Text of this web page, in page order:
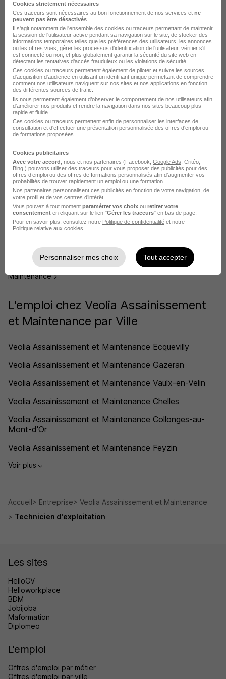
d'exploitation
Veolia Assainissement et Maintenance Agent
d'exploitation
Postuler chez Veolia Assainissement
et Maintenance par Métier
Technicien assainissement Veolia Assainissement et
Maintenance
Chauffeur Veolia Assainissement et Maintenance
Maintenance
Mécanicien poids lourds Veolia Assainissement et
Maintenance
Chef de chantier Veolia Assainissement et Maintenance
Formateur technique Veolia Assainissement et
Maintenance
Voir plus
Voir toutes les offres par métier chez Veolia Assainissement et
Maintenance
L'emploi chez Veolia Assainissement
et Maintenance par Ville
Veolia Assainissement et Maintenance Ecquevilly
Veolia Assainissement et Maintenance Gazeran
Veolia Assainissement et Maintenance Vaulx-en-Velin
Veolia Assainissement et Maintenance Chelles
Veolia Assainissement et Maintenance Collonges-au-
Mont-d'Or
Veolia Assainissement et Maintenance Feyzin
Voir plus
Accueil Entreprise
Veolia Assainissement et Maintenance
Technicien d'exploitation
Les sites
HelloCV
Helloworkplace
BDM
Jobijoba
Maformation
Diplomeo
L'emploi
Offres d'emploi par métier
Offres d'emploi par ville
Cookies strictement nécessaires
Ces traceurs sont nécessaires au bon fonctionnement de nos services et ne
peuvent pas être désactivés
Il s'agit notamment de l'ensemble des cookies ou traceurs permettant de maintenir
la session de l'utilisateur active pendant sa navigation sur le site, de stocker des
informations temporaires telles que les préférences des utilisateurs, les annonces
ou les offres vues, gérer les processus d'identification de l'utilisateur, vérifier s'il
est connecté ou non, et plus globalement garantir la sécurité du site web en
détectant les tentatives d'accès frauduleux ou les violations de sécurité.
Ces cookies ou traceurs permettent également de piloter et suivre les sources
d'acquisition d'audience en utilisant un identifiant unique permettant de comprendre
comment nos utilisateurs naviguent sur nos sites et nos applications en fonction
des différentes sources de trafic.
Ils nous permettent également d’observer le comportement de nos utilisateurs afin
d'améliorer nos produits et rendre la navigation dans nos sites beaucoup plus
rapide et fluide.
Ces cookies ou traceurs permettent enfin de personnaliser les interfaces de
consultation et d'effectuer une présentation personnalisée des offres d'emploi ou
de formations proposées.
Cookies publicitaires
Avec votre accord , nous et nos partenaires (Facebook, Google Ads , Critéo,
Bing,) pouvons utiliser des traceurs pour vous proposer des publicités pour des
offres d’emploi ou des offres de formations personnalisés afin d’augmenter vos
probabilités de trouver rapidement un emploi ou une formation.
Nos partenaires personnalisent ces publicités en fonction de votre navigation, de
votre profil et de vos centres d’intérêt.
Vous pouvez à tout moment paramétrer vos choix ou retirer votre
consentement en cliquant sur le lien "Gérer les traceurs" en bas de page.
Pour en savoir plus, consultez notre Politique de confidentialité et notre
Politique relative aux cookies
Personnaliser mes choix Tout accepter